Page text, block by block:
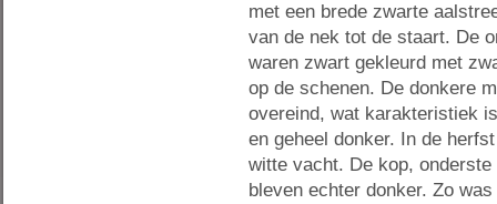
met een brede zwarte
van de nek tot de staart. De
waren zwart gekleurd met
op de schenen. De donkere
overeind, wat karakteristiek
en geheel donker. In de
witte vacht. De kop,
bleven echter donker. Zo